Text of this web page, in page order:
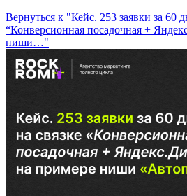
Вернуться к "Кейс. 253 заявки за 60
“Конверсионная посадочная +
ниши…"